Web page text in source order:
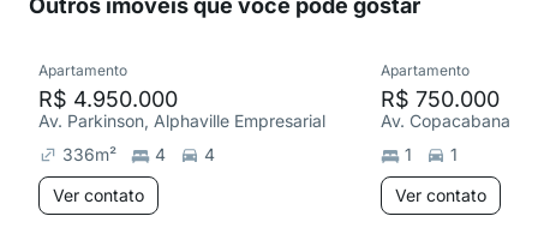
Outros imóveis que você pode gostar
Apartamento
R$ 4.950.000
Av. Parkinson, Alphaville Empresarial
336m² 4
4
Ver contato
Apartamento
R$ 750.000
1
1
Ver contato